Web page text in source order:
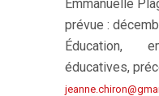
Emmanuelle
prévue :
Éducation,
éducatives,